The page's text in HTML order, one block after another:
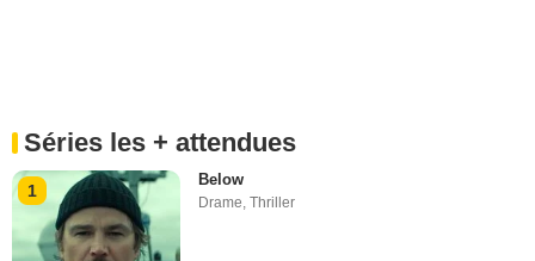
Séries les + attendues
1
Below
Drame ,Thriller